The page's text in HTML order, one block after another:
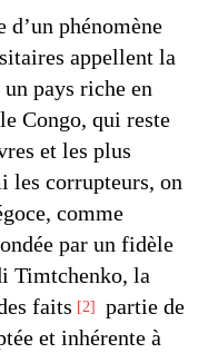
phénomène
appellent la
pays riche en
Congo, qui reste
et les plus
les corrupteurs, on
comme
par un fidèle
Timtchenko, la
faits
2
partie de
et inhérente à